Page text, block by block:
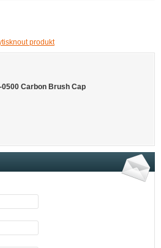
produkt
0500 Carbon Brush Cap